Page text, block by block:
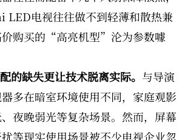
LED电视往往做不到轻薄和散热兼
价购买的“高亮机型”沦为参数噱
的缺失更让技术脱离实际。 与导演
多在暗室环境使用不同，家庭观影
夜晚弱光等复杂场景。然而，屏幕
等现实使用场景被不少电视企业忽